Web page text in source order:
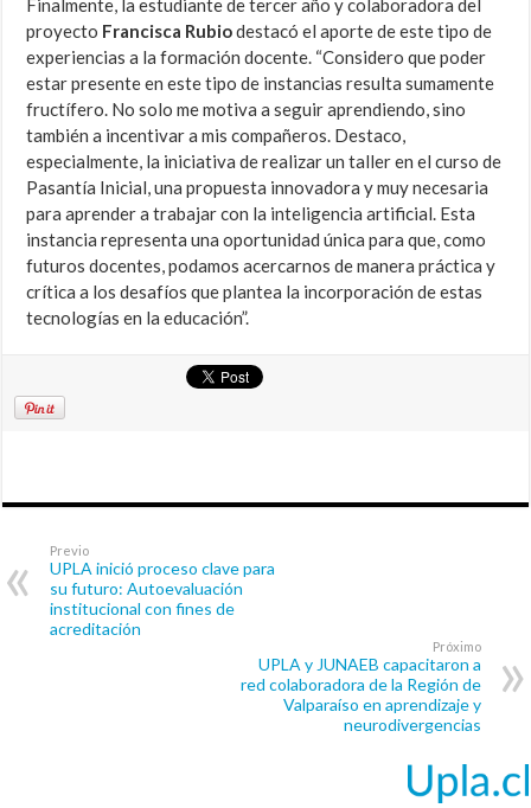
Finalmente, la estudiante de tercer año y colaboradora del
proyecto Francisca Rubiodestacó el aporte de este tipo de
experiencias a la formación docente. “Considero que poder
estar presente en este tipo de instancias resulta sumamente
fructífero. No solo me motiva a seguir aprendiendo, sino
también a incentivar a mis compañeros. Destaco,
especialmente, la iniciativa de realizar un taller en el curso de
Pasantía Inicial, una propuesta innovadora y muy necesaria
para aprender a trabajar con la inteligencia artificial. Esta
instancia representa una oportunidad única para que, como
futuros docentes, podamos acercarnos de manera práctica y
crítica a los desafíos que plantea la incorporación de estas
tecnologías en la educación”.
Previo
UPLA inició proceso clave para
su futuro: Autoevaluación
institucional con fines de
acreditación
Próximo
UPLA y JUNAEB capacitaron a
red colaboradora de la Región de
Valparaíso en aprendizaje y
neurodivergencias